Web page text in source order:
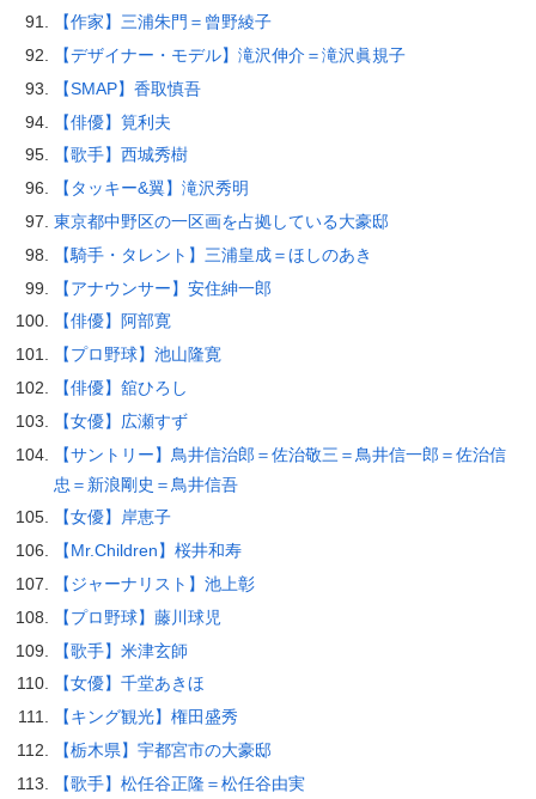
【作家】三浦朱門＝曾野綾子
【デザイナー・モデル】滝沢伸介＝滝沢眞規子
【SMAP】香取慎吾
【俳優】筧利夫
【歌手】西城秀樹
【タッキー&翼】滝沢秀明
東京都中野区の一区画を占拠している大豪邸
【騎手・タレント】三浦皇成＝ほしのあき
【アナウンサー】安住紳一郎
【俳優】阿部寛
【プロ野球】池山隆寛
【俳優】舘ひろし
【女優】広瀬すず
【サントリー】鳥井信治郎＝佐治敬三＝鳥井信一郎＝佐治信
忠＝新浪剛史＝鳥井信吾
【女優】岸恵子
【Mr.Children】桜井和寿
【ジャーナリスト】池上彰
【プロ野球】藤川球児
【歌手】米津玄師
【女優】千堂あきほ
【キング観光】権田盛秀
【栃木県】宇都宮市の大豪邸
【歌手】松任谷正隆＝松任谷由実